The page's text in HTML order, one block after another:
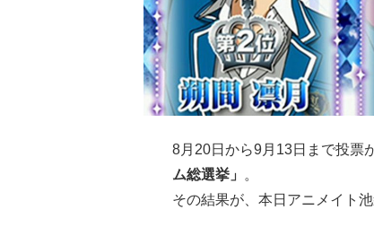
8月20日から9月13日まで投票
ム総選挙」
。
その結果が、本日アニメイト